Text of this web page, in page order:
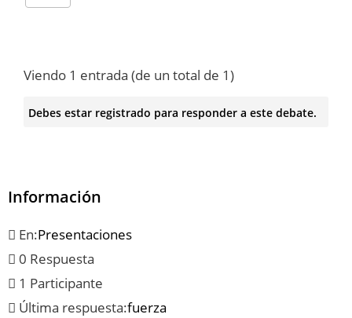
Viendo 1 entrada (de un total de 1)
Debes estar registrado para responder a este debate.
Información
En:Presentaciones
0 Respuesta
1 Participante
Última respuesta:fuerza